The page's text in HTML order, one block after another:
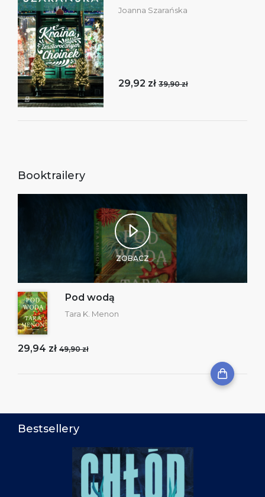
Joanna Szarańska
29,92 zł 39,90 zł
Booktrailery
ZOBACZ
Pod wodą
Tara K. Menon
29,94 zł 49,90 zł
Bestsellery